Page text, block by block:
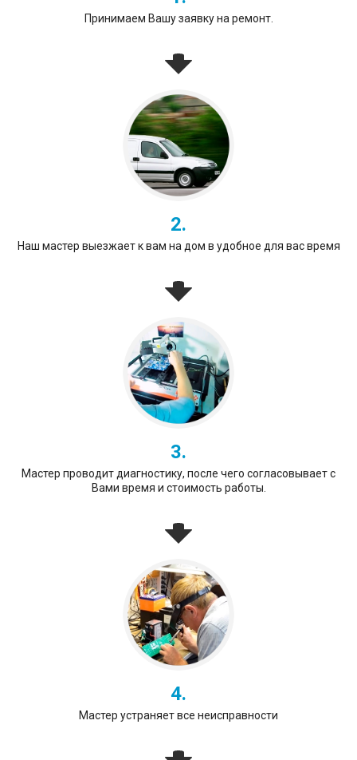
Принимаем Вашу заявку на ремонт.
2.
Наш мастер выезжает к вам на дом в удобное для вас время
3.
Мастер проводит диагностику, после чего согласовывает с
Вами время и стоимость работы.
4.
Мастер устраняет все неисправности